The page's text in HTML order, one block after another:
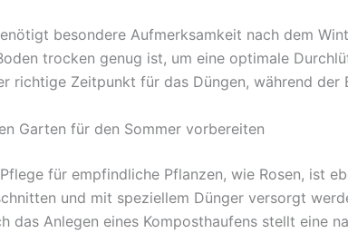
besondere Aufmerksamkeit nach dem
trocken genug ist, um eine optimale
richtige Zeitpunkt für das Düngen, während
Garten für den Sommer vorbereiten
für empfindliche Pflanzen, wie Rosen, ist
und mit speziellem Dünger versorgt
das Anlegen eines Komposthaufens stellt eine